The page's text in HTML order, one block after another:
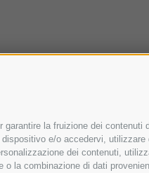
la fruizione dei
e/o accedervi,
dei contenuti,
la combinazione di dati